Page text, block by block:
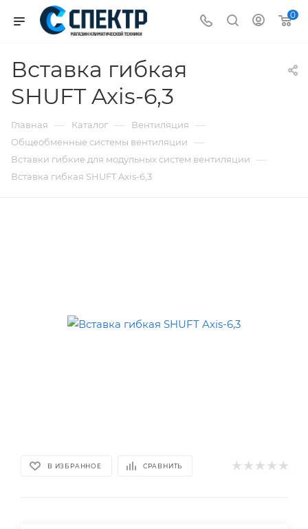
0
Вставка гибкая
SHUFT Axis-6,3
Главная — Каталог — Вентиляция —
Общеобменные системы вентиляции —
Вставки гибкие для модульных систем вентиляции —
Вставка гибкая SHUFT Axis-6,3
В ИЗБРАННОЕ СРАВНИТЬ